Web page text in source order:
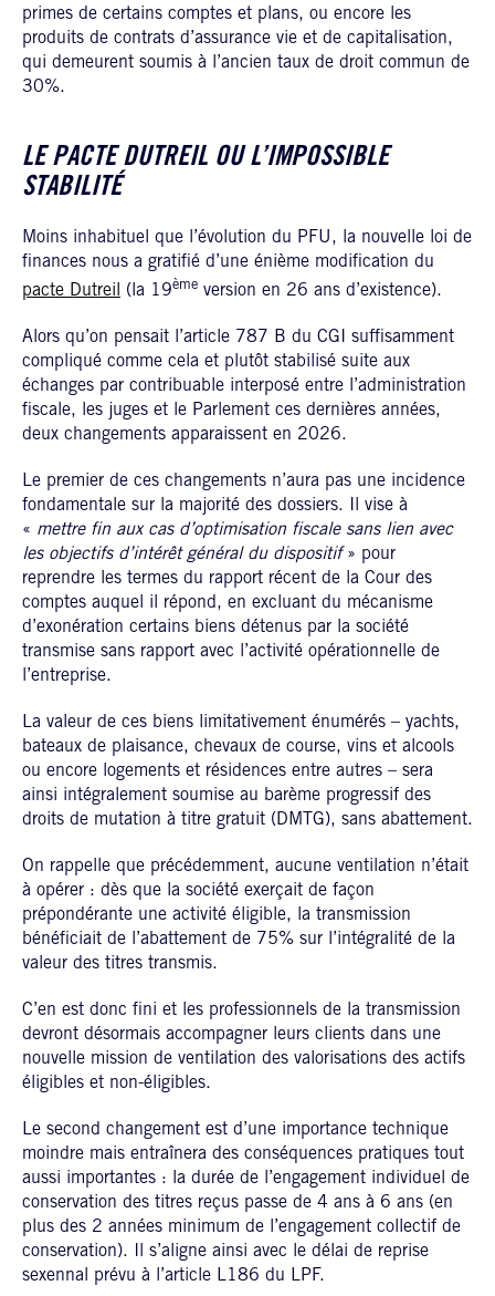
primes de certains comptes et plans, ou encore les
produits de contrats d’assurance vie et de capitalisation,
qui demeurent soumis à l’ancien taux de droit commun de
30%.
LE PACTE DUTREIL OU L’IMPOSSIBLE
STABILITÉ
Moins inhabituel que l’évolution du PFU, la nouvelle loi de
finances nous a gratifié d’une énième modification du
pacte Dutreil
(la 19ème version en 26 ans d’existence).
Alors qu’on pensait l’article 787 B du CGI suffisamment
compliqué comme cela et plutôt stabilisé suite aux
échanges par contribuable interposé entre l’administration
fiscale, les juges et le Parlement ces dernières années,
deux changements apparaissent en 2026.
Le premier de ces changements n’aura pas une incidence
fondamentale sur la majorité des dossiers. Il vise à
« mettre fin aux cas d’optimisation fiscale sans lien avec
les objectifs d’intérêt général du dispositif» pour
reprendre les termes du rapport récent de la Cour des
comptes auquel il répond, en excluant du mécanisme
d’exonération certains biens détenus par la société
transmise sans rapport avec l’activité opérationnelle de
l’entreprise.
La valeur de ces biens limitativement énumérés – yachts,
bateaux de plaisance, chevaux de course, vins et alcools
ou encore logements et résidences entre autres – sera
ainsi intégralement soumise au barème progressif des
droits de mutation à titre gratuit (DMTG), sans abattement.
On rappelle que précédemment, aucune ventilation n’était
à opérer : dès que la société exerçait de façon
prépondérante une activité éligible, la transmission
bénéficiait de l’abattement de 75% sur l’intégralité de la
valeur des titres transmis.
C’en est donc fini et les professionnels de la transmission
devront désormais accompagner leurs clients dans une
nouvelle mission de ventilation des valorisations des actifs
éligibles et non-éligibles.
Le second changement est d’une importance technique
moindre mais entraînera des conséquences pratiques tout
aussi importantes : la durée de l’engagement individuel de
conservation des titres reçus passe de 4 ans à 6 ans (en
plus des 2 années minimum de l’engagement collectif de
conservation). Il s’aligne ainsi avec le délai de reprise
sexennal prévu à l’article L186 du LPF.